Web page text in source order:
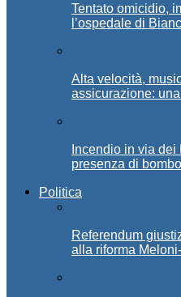
Tentato omicidio,
l’ospedale di
Alta velocità,
assicurazione:
Incendio in via
presenza di
Politica
Referendum
alla riforma